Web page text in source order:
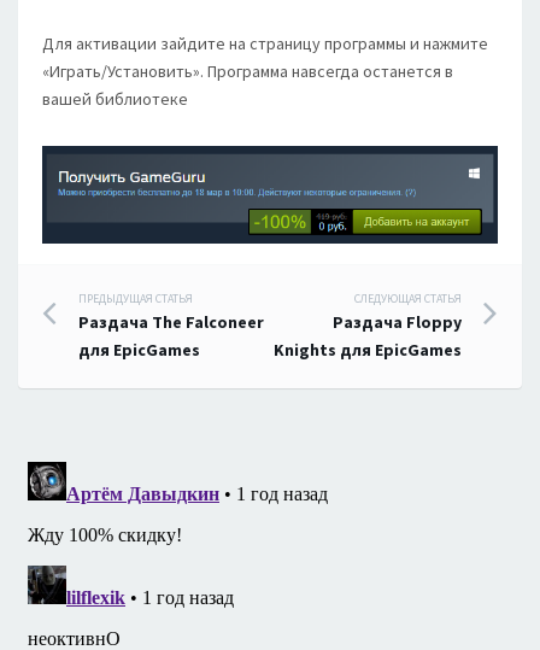
Для активации зайдите на страницу программы и нажмите
«Играть/Установить». Программа навсегда останется в
вашей библиотеке
Навигация
по
записям
ПРЕДЫДУЩАЯ СТАТЬЯ
Раздача The Falconeer
для EpicGames
СЛЕДУЮЩАЯ СТАТЬЯ
Раздача Floppy
Knights для EpicGames